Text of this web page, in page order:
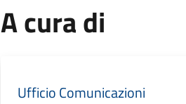
A cura di
Ufficio Comunicazioni